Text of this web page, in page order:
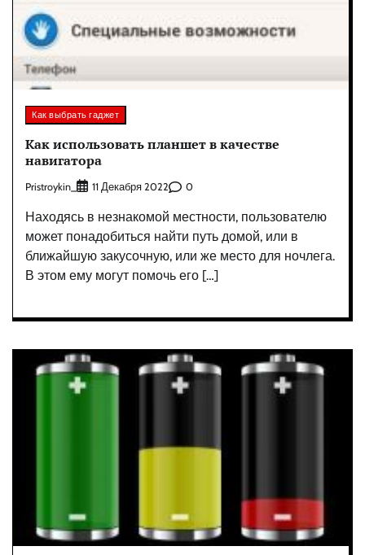
Как выбрать гаджет
Как использовать планшет в качестве
навигатора
Pristroykin_ 11 Декабря 2022 0
Находясь в незнакомой местности, пользователю
может понадобиться найти путь домой, или в
ближайшую закусочную, или же место для ночлега.
В этом ему могут помочь его […]